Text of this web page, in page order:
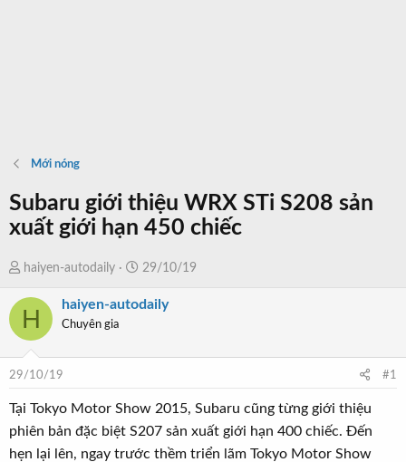
Mới nóng
Subaru giới thiệu WRX STi S208 sản
xuất giới hạn 450 chiếc
T
r
e
d
t
a
haiyen-autodaily
N
à
đ
ầ
29/10/19
H haiyen-autodaily
Chuyên gia
29/10/19 #1
Tại Tokyo Motor Show 2015, Subaru cũng từng giới thiệu
phiên bản đặc biệt S207 sản xuất giới hạn 400 chiếc. Đến
hẹn lại lên, ngay trước thềm triển lãm Tokyo Motor Show